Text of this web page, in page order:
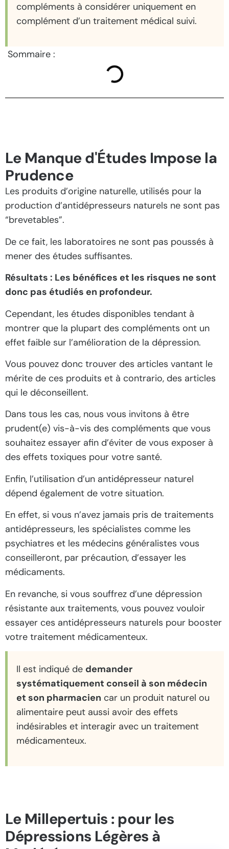
compléments à considérer uniquement en
complément d’un traitement médical suivi.
Sommaire :
Le Manque d'Études Impose la
Prudence
Les produits d’origine naturelle, utilisés pour la
production d’antidépresseurs naturels ne sont pas
“brevetables”.
De ce fait, les laboratoires ne sont pas poussés à
mener des études suffisantes.
Résultats : Les bénéfices et les risques ne sont
donc pas étudiés en profondeur.
Cependant, les études disponibles tendant à
montrer que la plupart des compléments ont un
effet faible sur l’amélioration de la dépression.
Vous pouvez donc trouver des articles vantant le
mérite de ces produits et à contrario, des articles
qui le déconseillent.
Dans tous les cas, nous vous invitons à être
prudent(e) vis-à-vis des compléments que vous
souhaitez essayer afin d’éviter de vous exposer à
des effets toxiques pour votre santé.
Enfin, l’utilisation d’un antidépresseur naturel
dépend également de votre situation.
En effet, si vous n’avez jamais pris de traitements
antidépresseurs, les spécialistes comme les
psychiatres et les médecins généralistes vous
conseilleront, par précaution, d’essayer les
médicaments.
En revanche, si vous souffrez d’une dépression
résistante aux traitements, vous pouvez vouloir
essayer ces antidépresseurs naturels pour booster
votre traitement médicamenteux.
Il est indiqué de demander
systématiquement conseil à son médecin
et son pharmacien car un produit naturel ou
alimentaire peut aussi avoir des effets
indésirables et interagir avec un traitement
médicamenteux.
Le Millepertuis : pour les
Dépressions Légères à